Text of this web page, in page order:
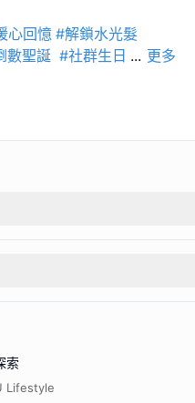
心回憶 #解鎖水光髮
數聖誕 #社群生日 ... 更多
索
Lifestyle